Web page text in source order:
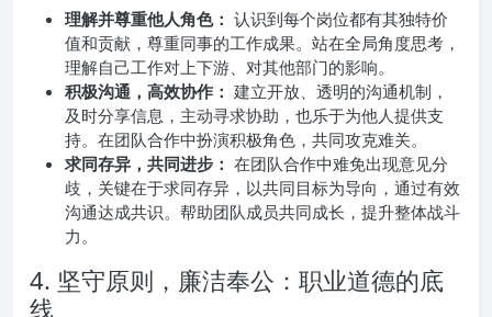
理解并尊重他人角色： 认识到每个岗位都有其独特价
值和贡献，尊重同事的工作成果。站在全局角度思考，
理解自己工作对上下游、对其他部门的影响。
积极沟通，高效协作： 建立开放、透明的沟通机制，
及时分享信息，主动寻求协助，也乐于为他人提供支
持。在团队合作中扮演积极角色，共同攻克难关。
求同存异，共同进步： 在团队合作中难免出现意见分
歧，关键在于求同存异，以共同目标为导向，通过有效
沟通达成共识。帮助团队成员共同成长，提升整体战斗
力。
4. 坚守原则，廉洁奉公：职业道德的底
线